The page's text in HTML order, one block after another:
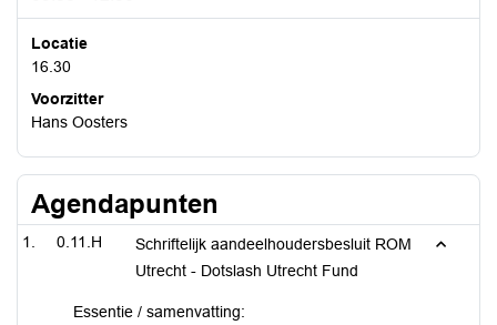
Locatie
16.30
Voorzitter
Hans Oosters
Agendapunten
0.11.H
Schriftelijk aandeelhoudersbesluit ROM
Utrecht - Dotslash Utrecht Fund
Essentie / samenvatting: